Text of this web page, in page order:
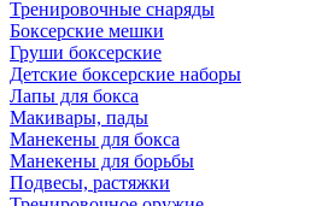
Тренировочные снаряды
Боксерские мешки
Груши боксерские
Детские боксерские наборы
Лапы для бокса
Макивары, пады
Манекены для бокса
Манекены для борьбы
Подвесы, растяжки